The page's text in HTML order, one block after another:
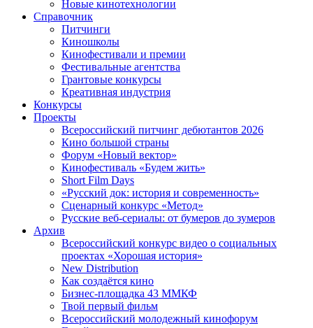
Новые кинотехнологии
Справочник
Питчинги
Киношколы
Кинофестивали и премии
Фестивальные агентства
Грантовые конкурсы
Креативная индустрия
Конкурсы
Проекты
Всероссийский питчинг дебютантов 2026
Кино большой страны
Форум «Новый вектор»
Кинофестиваль «Будем жить»
Short Film Days
«Русский док: история и современность»
Сценарный конкурс «Метод»
Русские веб-сериалы: от бумеров до зумеров
Архив
Всероссийский конкурс видео о социальных
проектах «Хорошая история»
New Distribution
Как создаётся кино
Бизнес-площадка 43 ММКФ
Твой первый фильм
Всероссийский молодежный кинофорум